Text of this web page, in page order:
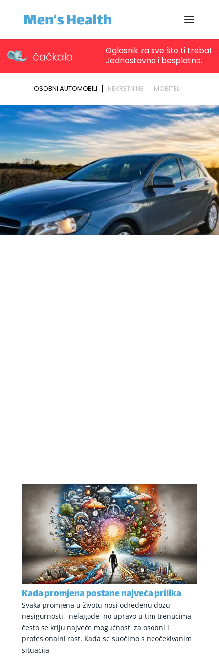
Kada promjena postane najveća prilika
Svaka promjena u životu nosi određenu dozu
nesigurnosti i nelagode, no upravo u tim trenucima
često se kriju najveće mogućnosti za osobni i
profesionalni rast. Kada se suočimo s neočekivanim
situacija